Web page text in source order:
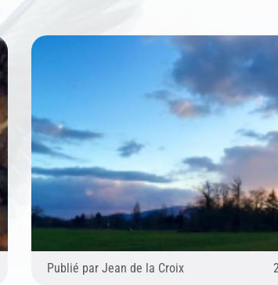
Publié par Jean de la Croix